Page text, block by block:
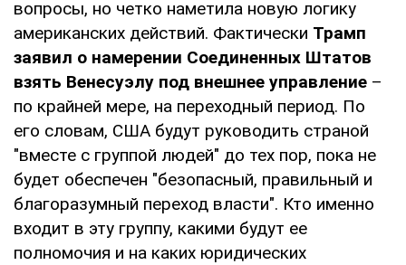
вопросы, но четко наметила новую логику
американских действий. Фактически Трамп
заявил о намерении Соединенных Штатов
взять Венесуэлу под внешнее управление –
по крайней мере, на переходный период. По
его словам, США будут руководить страной
"вместе с группой людей" до тех пор, пока не
будет обеспечен "безопасный, правильный и
благоразумный переход власти". Кто именно
входит в эту группу, какими будут ее
полномочия и на каких юридических